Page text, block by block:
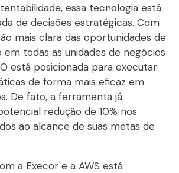
essa tecnologia está
de decisões estratégicas. Com
mais clara das oportunidades de
em todas as unidades de negócios
está posicionada para executar
de forma mais eficaz em
De fato, a ferramenta já
redução de 10% nos
ao alcance de suas metas de
a Execor e a AWS está